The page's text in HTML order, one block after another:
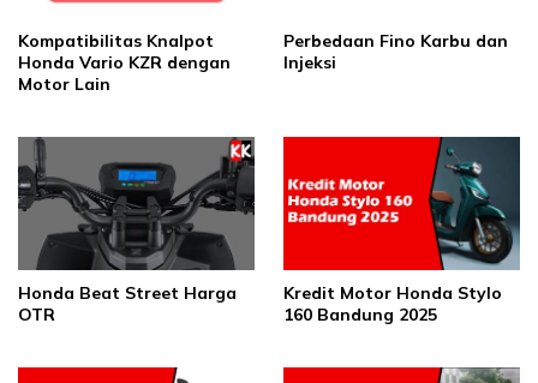
Kompatibilitas Knalpot
Honda Vario KZR dengan
Motor Lain
Perbedaan Fino Karbu dan
Injeksi
Honda Beat Street Harga
OTR
Kredit Motor Honda Stylo
160 Bandung 2025